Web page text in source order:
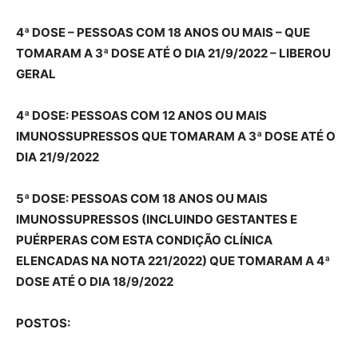
4ª DOSE – PESSOAS COM 18 ANOS OU MAIS – QUE
TOMARAM A 3ª DOSE ATÉ O DIA 21/9/2022 – LIBEROU
GERAL
4ª DOSE: PESSOAS COM 12 ANOS OU MAIS
IMUNOSSUPRESSOS QUE TOMARAM A 3ª DOSE ATÉ O
DIA 21/9/2022
5ª DOSE: PESSOAS COM 18 ANOS OU MAIS
IMUNOSSUPRESSOS (INCLUINDO GESTANTES E
PUÉRPERAS COM ESTA CONDIÇÃO CLÍNICA
ELENCADAS NA NOTA 221/2022) QUE TOMARAM A 4ª
DOSE ATÉ O DIA 18/9/2022
POSTOS: